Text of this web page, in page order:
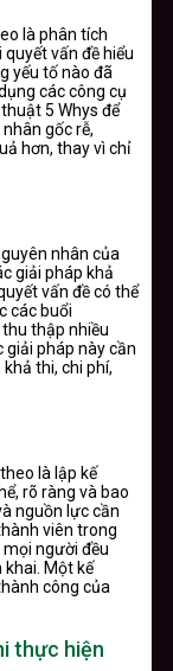
là phân tích
vấn đề hiểu
yếu tố nào đã
các công cụ
5 Whys để
gốc rễ,
hơn, thay vì chỉ
nhân của
giải pháp khả
vấn đề có thể
các buổi
thập nhiều
giải pháp này cần
thi, chi phí,
là lập kế
rõ ràng và bao
nguồn lực cần
viên trong
người đều
Một kế
công của
thực hiện